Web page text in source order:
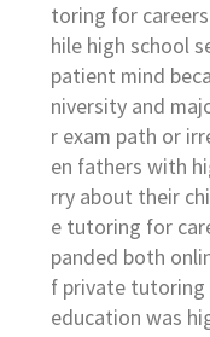
toring for
hile high school
patient mind
niversity and
r exam path or
en fathers with
rry about their
e tutoring for
panded both
f private tutoring
education was